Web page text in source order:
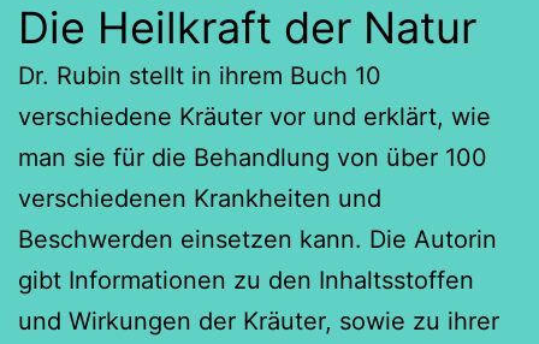
Die Heilkraft der Natur
Dr. Rubin stellt in ihrem Buch 10
verschiedene Kräuter vor und erklärt, wie
man sie für die Behandlung von über 100
verschiedenen Krankheiten und
Beschwerden einsetzen kann. Die Autorin
gibt Informationen zu den Inhaltsstoffen
und Wirkungen der Kräuter, sowie zu ihrer